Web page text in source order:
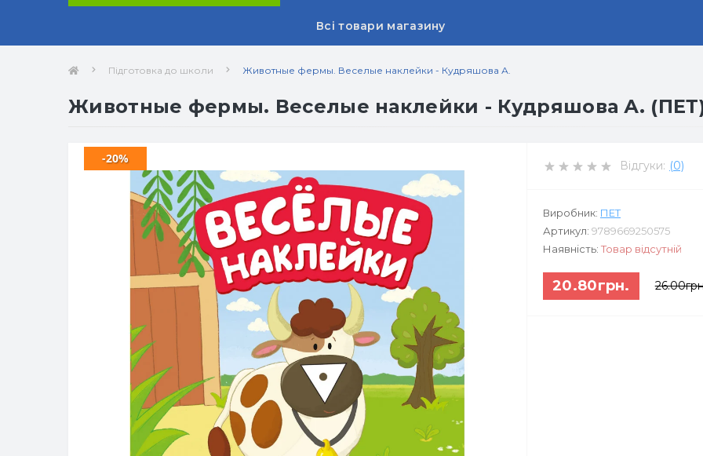
Всі товари магазину
Підготовка до школи Животные фермы. Веселые наклейки - Кудряшова А.
Животные фермы. Веселые наклейки - Кудряшова А.
-20% Відгуки: (0)
Виробник: ПЕТ
Артикул: 9789669250575
Наявність: Товар відсутній
20.80грн.